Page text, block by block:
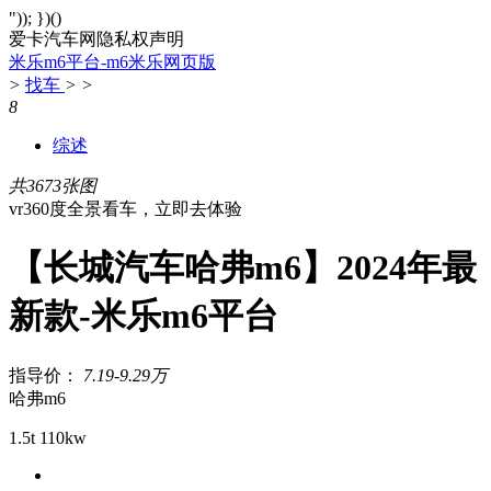
")); })()
爱卡汽车网隐私权声明
米乐m6平台-m6米乐网页版
> 找车 > >
8
综述
共3673张图
vr360度全景看车，立即去体验
【长城汽车哈弗m6】2024年最
新款-米乐m6平台
指导价： 7.19-9.29万
哈弗m6
1.5t 110kw